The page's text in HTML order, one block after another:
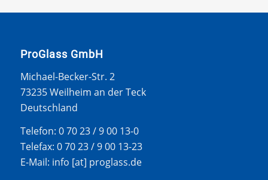
ProGlass GmbH
Michael-Becker-Str. 2
73235 Weilheim an der Teck
Deutschland
Telefon: 0 70 23 / 9 00 13-0
Telefax: 0 70 23 / 9 00 13-23
E-Mail: info [at] proglass.de